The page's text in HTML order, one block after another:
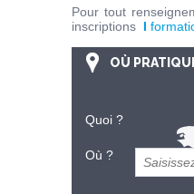
Pour tout
inscriptions I
OÙ
Quoi ?
Où ?